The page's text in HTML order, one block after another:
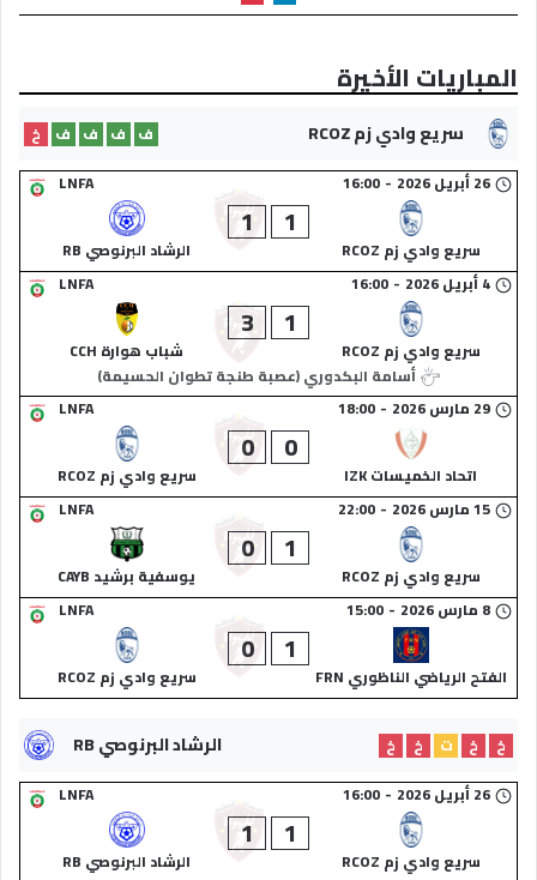
المباريات الأخيرة
سريع وادي زم RCOZ ف ف ف ف
خ
LNFA
26 أبريل 2026 -
16:00
سريع وادي زم RCOZ
1
1
الرشاد البرنوصي RB
LNFA
4 أبريل 2026 -
16:00
سريع وادي زم RCOZ
1
3
شباب هوارة CCH
أسامة البكدوري (عصبة طنجة تطوان الحسيمة)
LNFA
29 مارس 2026 -
18:00
اتحاد الخميسات IZK
0
0
سريع وادي زم RCOZ
LNFA
15 مارس 2026 -
22:00
سريع وادي زم RCOZ
1
0
يوسفية برشيد CAYB
LNFA
8 مارس 2026 -
15:00
الفتح الرياضي الناظوري FRN
1
0
سريع وادي زم RCOZ
الرشاد البرنوصي RB خ خ ت خ
خ
LNFA
26 أبريل 2026 -
16:00
سريع وادي زم RCOZ
1
1
الرشاد البرنوصي RB